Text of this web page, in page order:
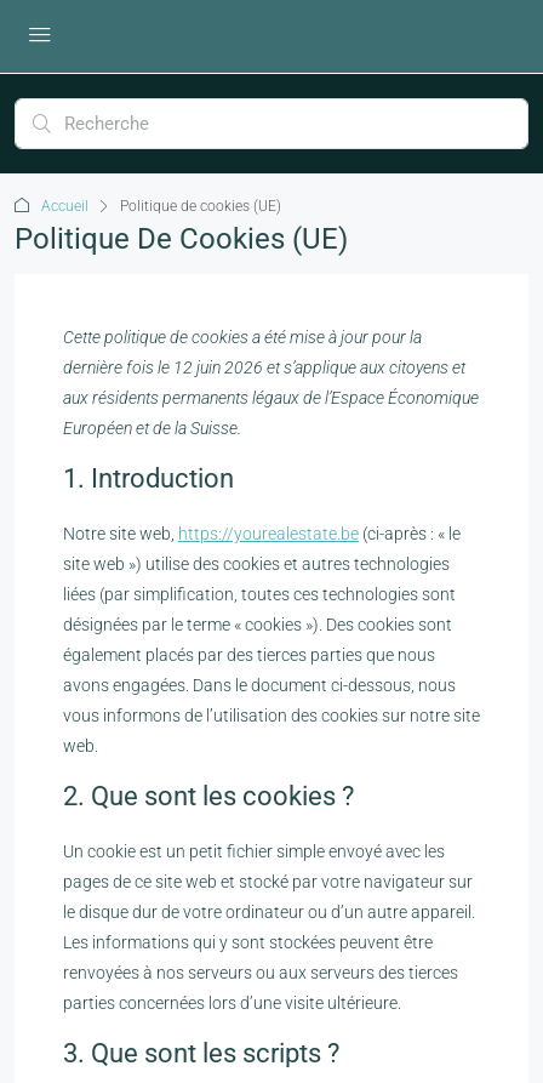
Accueil Politique de cookies (UE)
Politique De Cookies (UE)
Cette politique de cookies a été mise à jour pour la
dernière fois le 12 juin 2026 et s’applique aux citoyens et
aux résidents permanents légaux de l’Espace Économique
Européen et de la Suisse.
1. Introduction
Notre site web, https://yourealestate.be (ci-après : « le
site web ») utilise des cookies et autres technologies
liées (par simplification, toutes ces technologies sont
désignées par le terme « cookies »). Des cookies sont
également placés par des tierces parties que nous
avons engagées. Dans le document ci-dessous, nous
vous informons de l’utilisation des cookies sur notre site
web.
2. Que sont les cookies ?
Un cookie est un petit fichier simple envoyé avec les
pages de ce site web et stocké par votre navigateur sur
le disque dur de votre ordinateur ou d’un autre appareil.
Les informations qui y sont stockées peuvent être
renvoyées à nos serveurs ou aux serveurs des tierces
parties concernées lors d’une visite ultérieure.
3. Que sont les scripts ?